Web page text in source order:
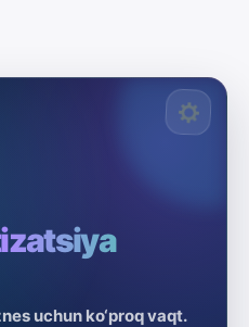
uchun ko‘proq vaqt.